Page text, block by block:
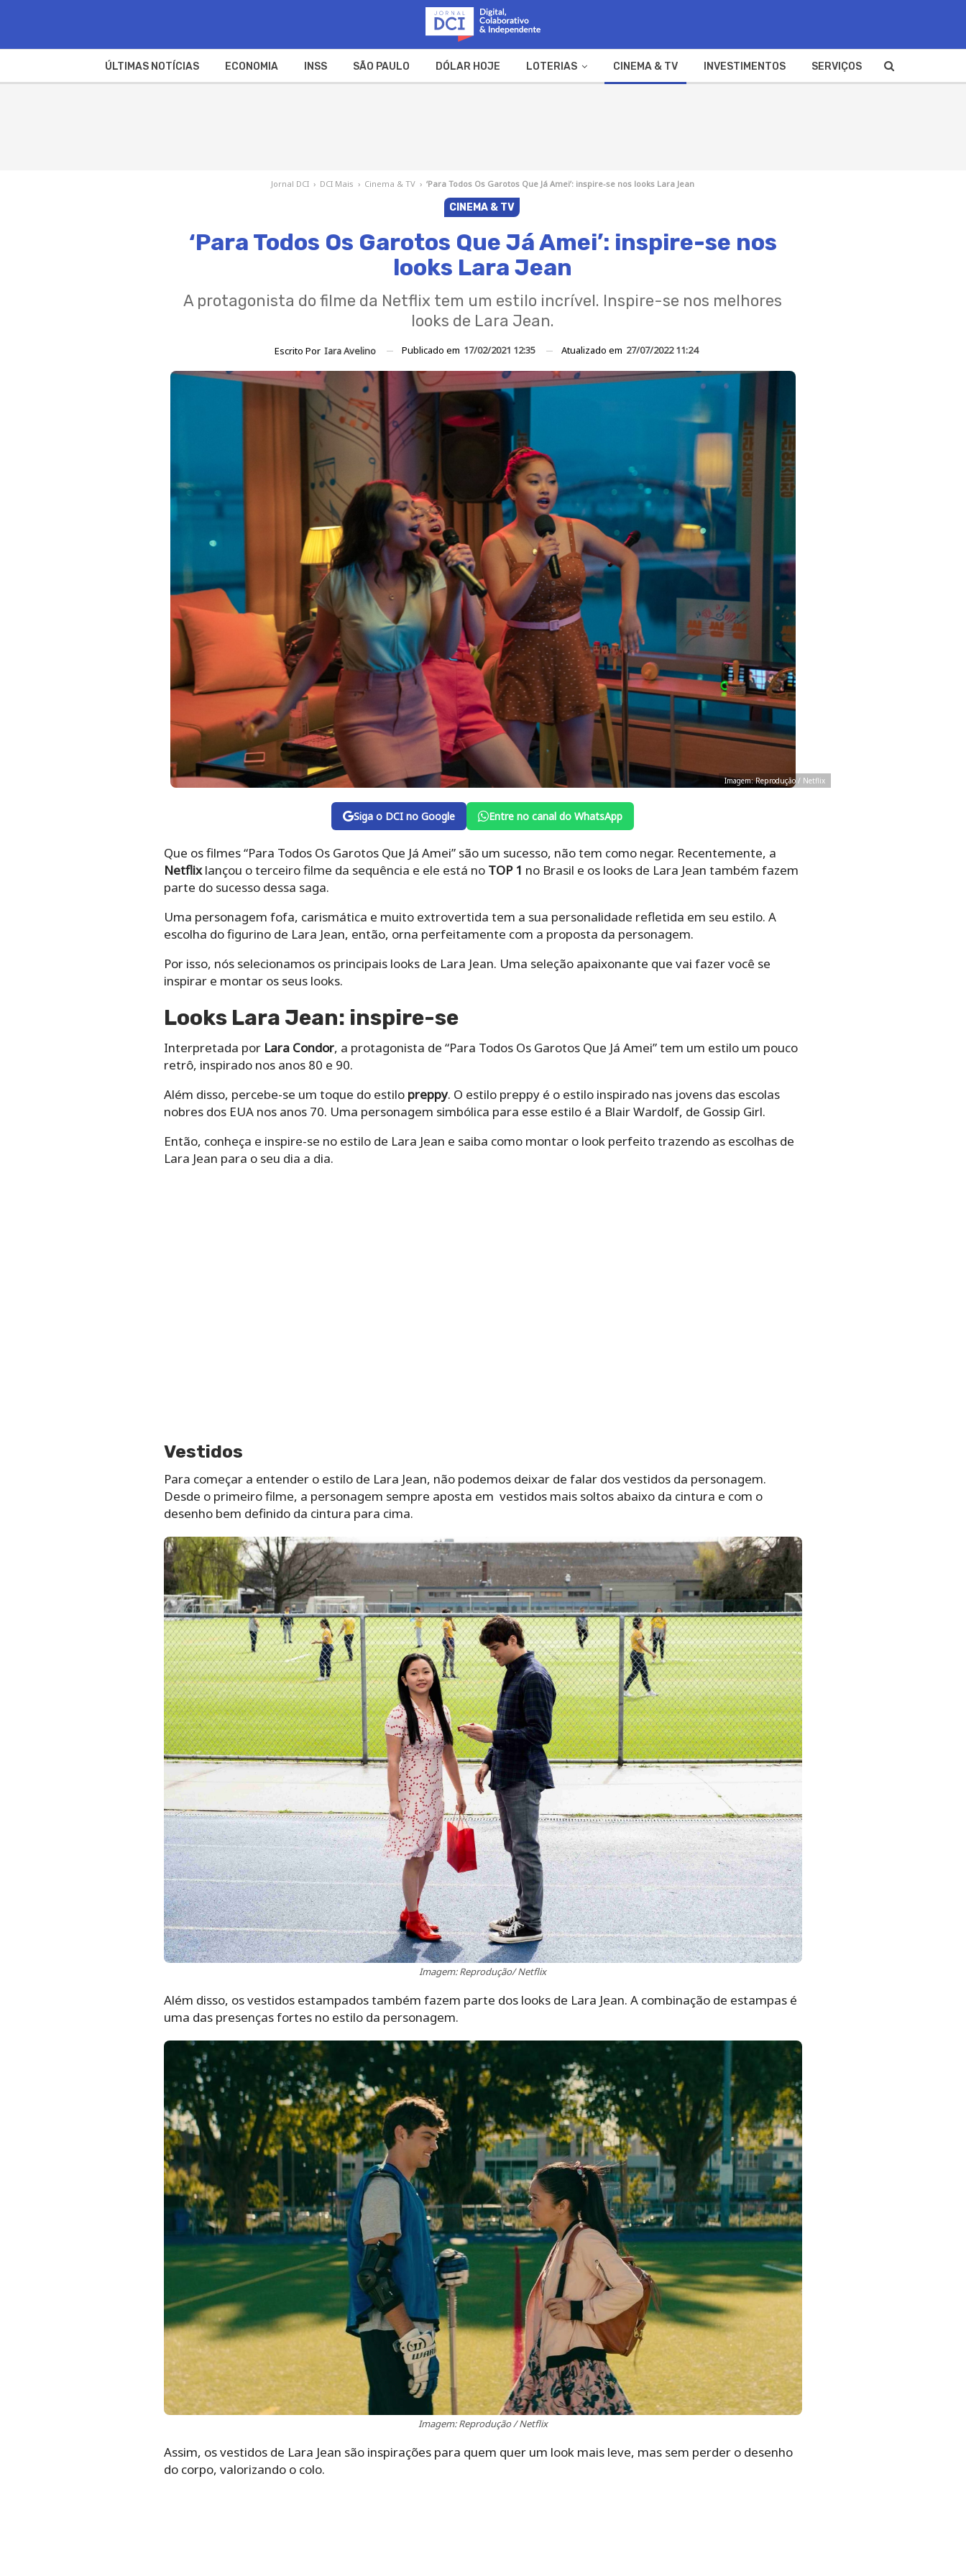
ÚLTIMAS NOTÍCIAS ECONOMIA INSS SÃO PAULO DÓLAR HOJE LOTERIAS CINEMA & TV INVESTIMENTOS SERVIÇOS
Jornal DCI › DCI Mais › Cinema & TV › ‘Para Todos Os Garotos Que Já Amei’: inspire-se nos looks Lara Jean
CINEMA & TV
‘Para Todos Os Garotos Que Já Amei’: inspire-se nos
looks Lara Jean
A protagonista do filme da Netflix tem um estilo incrível. Inspire-se nos melhores
looks de Lara Jean.
Escrito Por Iara Avelino Publicado em 17/02/2021 12:35 Atualizado em 27/07/2022 11:24
Imagem: Reprodução / Netflix
Siga o DCI no Google Entre no canal do WhatsApp
Que os filmes “Para Todos Os Garotos Que Já Amei” são um sucesso, não tem como negar. Recentemente, a
Netflixlançou o terceiro filme da sequência e ele está no TOP 1 no Brasil e os looks de Lara Jean também fazem
parte do sucesso dessa saga.
Uma personagem fofa, carismática e muito extrovertida tem a sua personalidade refletida em seu estilo. A
escolha do figurino de Lara Jean, então, orna perfeitamente com a proposta da personagem.
Por isso, nós selecionamos os principais looks de Lara Jean. Uma seleção apaixonante que vai fazer você se
inspirar e montar os seus looks.
Looks Lara Jean: inspire-se
Interpretada por Lara Condor, a protagonista de “Para Todos Os Garotos Que Já Amei” tem um estilo um pouco
retrô, inspirado nos anos 80 e 90.
Além disso, percebe-se um toque do estilo preppy. O estilo preppy é o estilo inspirado nas jovens das escolas
nobres dos EUA nos anos 70. Uma personagem simbólica para esse estilo é a Blair Wardolf, de Gossip Girl.
Então, conheça e inspire-se no estilo de Lara Jean e saiba como montar o look perfeito trazendo as escolhas de
Lara Jean para o seu dia a dia.
Vestidos
Para começar a entender o estilo de Lara Jean, não podemos deixar de falar dos vestidos da personagem.
Desde o primeiro filme, a personagem sempre aposta em vestidos mais soltos abaixo da cintura e com o
desenho bem definido da cintura para cima.
Imagem: Reprodução/ Netflix
Além disso, os vestidos estampados também fazem parte dos looks de Lara Jean. A combinação de estampas é
uma das presenças fortes no estilo da personagem.
Imagem: Reprodução / Netflix
Assim, os vestidos de Lara Jean são inspirações para quem quer um look mais leve, mas sem perder o desenho
do corpo, valorizando o colo.